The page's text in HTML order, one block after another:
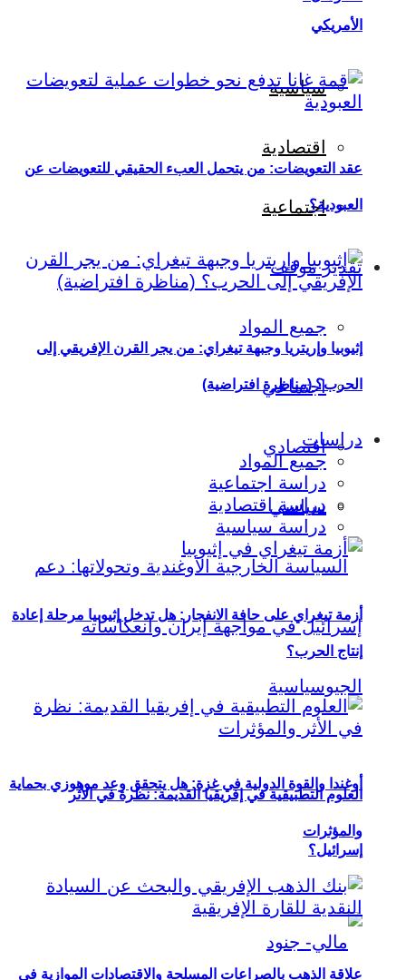
سياسية
اقتصادية
اجتماعية
تقدير موقف
جميع المواد
اجتماعي
اقتصادي
سياسي
أوغندا والقوة الدولية في غزة: هل يتحقق وعد موهوزي بحماية
إسرائيل؟
الأمريكي
عقد التعويضات: من يتحمل العبء الحقيقي للتعويضات عن
العبودية؟
إثيوبيا وإريتريا وجبهة تيغراي: من يجر القرن الإفريقي إلى
الحرب؟ (مناظرة افتراضية)
دراسات
جميع المواد
دراسة اجتماعية
دراسة اقتصادية
دراسة سياسية
أزمة تيغراي على حافة الانفجار: هل تدخل إثيوبيا مرحلة إعادة
إنتاج الحرب؟
العلوم التطبيقية في إفريقيا القديمة: نظرة في الأثر
والمؤثرات
علاقة الذهب بالصراعات المسلحة والاقتصادات الموازية في